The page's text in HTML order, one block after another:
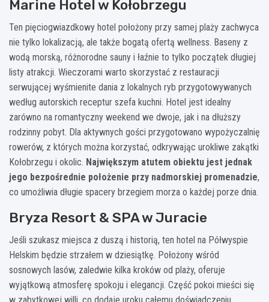
Marine Hotel w Kołobrzegu
Ten pięciogwiazdkowy hotel położony przy samej plaży zachwyca
nie tylko lokalizacją, ale także bogatą ofertą wellness. Baseny z
wodą morską, różnorodne sauny i łaźnie to tylko początek długiej
listy atrakcji. Wieczorami warto skorzystać z restauracji
serwującej wyśmienite dania z lokalnych ryb przygotowywanych
według autorskich receptur szefa kuchni. Hotel jest idealny
zarówno na romantyczny weekend we dwoje, jak i na dłuższy
rodzinny pobyt. Dla aktywnych gości przygotowano wypożyczalnię
rowerów, z których można korzystać, odkrywając urokliwe zakątki
Kołobrzegu i okolic. Największym atutem obiektu jest jednak
jego bezpośrednie położenie przy nadmorskiej promenadzie,
co umożliwia długie spacery brzegiem morza o każdej porze dnia.
Bryza Resort & SPA w Juracie
Jeśli szukasz miejsca z duszą i historią, ten hotel na Półwyspie
Helskim będzie strzałem w dziesiątkę. Położony wśród
sosnowych lasów, zaledwie kilka kroków od plaży, oferuje
wyjątkową atmosferę spokoju i elegancji. Część pokoi mieści się
w zabytkowej willi, co dodaje uroku całemu doświadczeniu.